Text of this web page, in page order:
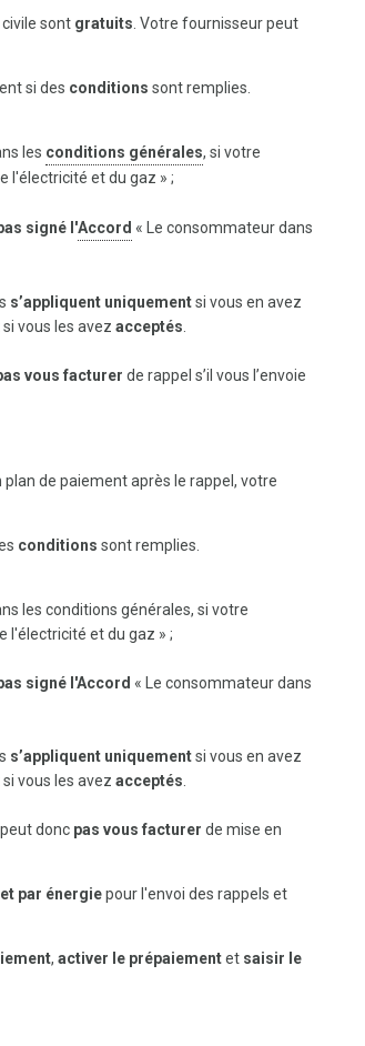
sont gratuits . Votre fournisseur peut
si des conditions sont remplies.
les conditions générales, si votre
l'électricité et du gaz » ;
signé l'Accord « Le consommateur dans
s’appliquent uniquementsi vous en avez
vous les avez acceptés
vous facturer de rappel s’il vous l’envoie
plan de paiement après le rappel, votre
conditions sont remplies.
les conditions générales, si votre
l'électricité et du gaz » ;
signé l'Accord « Le consommateur dans
s’appliquent uniquementsi vous en avez
vous les avez acceptés
peut donc pas vous facturer de mise en
par énergiepour l'envoi des rappels et
, activer le prépaiementet saisir le